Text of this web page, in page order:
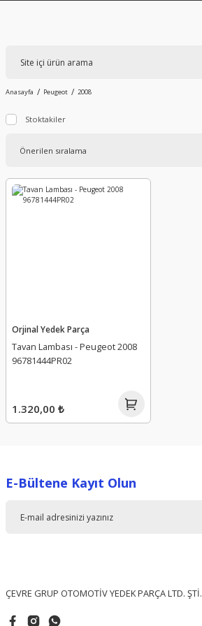
Anasayfa Peugeot 2008
Stoktakiler
Orjinal Yedek Parça
Tavan Lambası - Peugeot 2008
96781444PR02
1.320,00 ₺
E-Bültene Kayıt Olun
ÇEVRE GRUP OTOMOTİV YEDEK PARÇA LTD. ŞTİ.